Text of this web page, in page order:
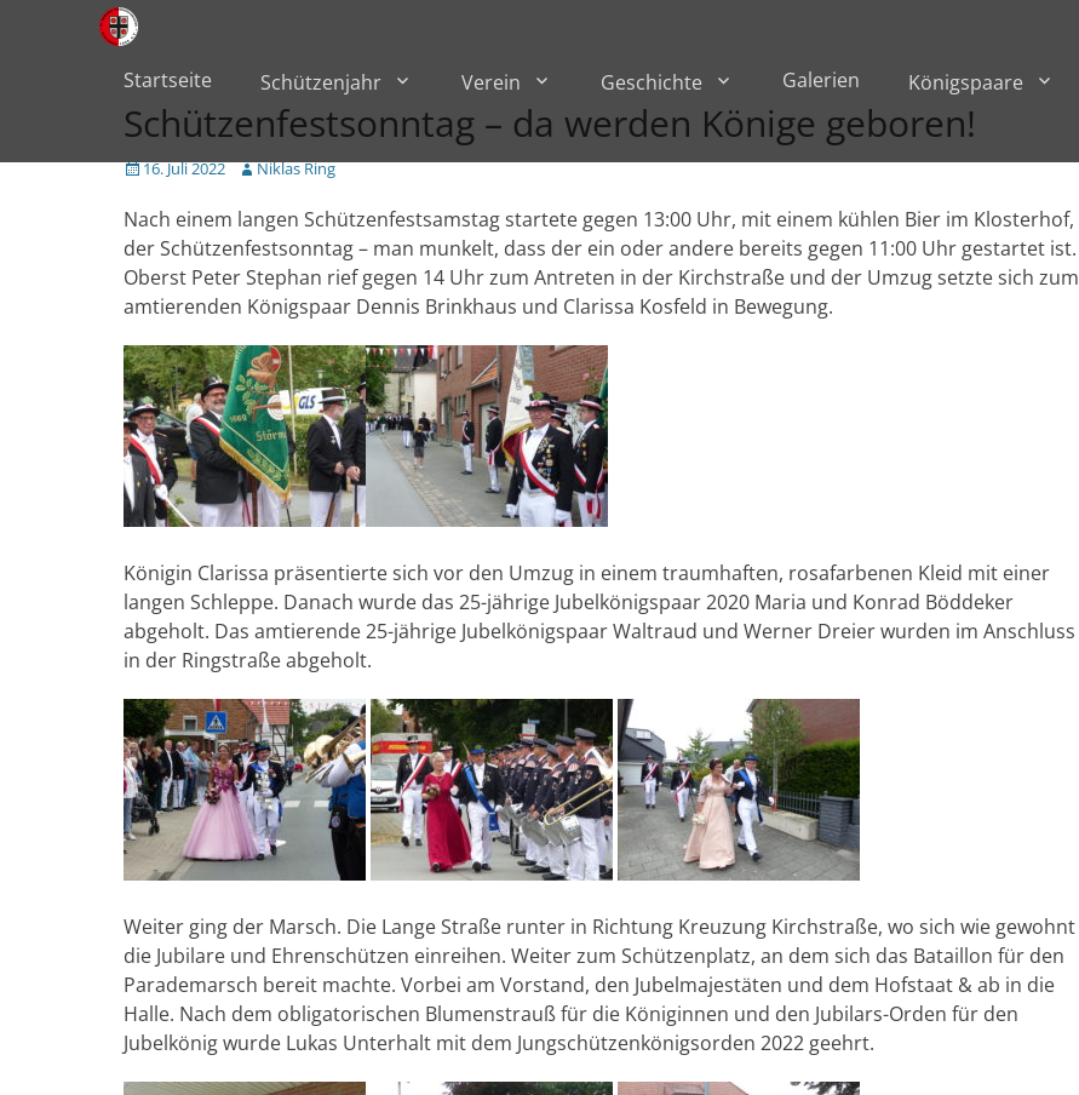
zum
Inhalt
überspringen
Primärmenü
Startseite Schützenjahr Verein Geschichte Galerien Königspaare
Schützenfestsonntag – da werden Könige geboren!
Veröffentlicht
16. Juli 2022 Author
Niklas Ring
Nach einem langen Schützenfestsamstag startete gegen 13:00 Uhr, mit einem kühlen Bier im Klosterhof,
der Schützenfestsonntag – man munkelt, dass der ein oder andere bereits gegen 11:00 Uhr gestartet ist.
Oberst Peter Stephan rief gegen 14 Uhr zum Antreten in der Kirchstraße und der Umzug setzte sich zum
amtierenden Königspaar Dennis Brinkhaus und Clarissa Kosfeld in Bewegung.
Königin Clarissa präsentierte sich vor den Umzug in einem traumhaften, rosafarbenen Kleid mit einer
langen Schleppe. Danach wurde das 25-jährige Jubelkönigspaar 2020 Maria und Konrad Böddeker
abgeholt. Das amtierende 25-jährige Jubelkönigspaar Waltraud und Werner Dreier wurden im Anschluss
in der Ringstraße abgeholt.
Weiter ging der Marsch. Die Lange Straße runter in Richtung Kreuzung Kirchstraße, wo sich wie gewohnt
die Jubilare und Ehrenschützen einreihen. Weiter zum Schützenplatz, an dem sich das Bataillon für den
Parademarsch bereit machte. Vorbei am Vorstand, den Jubelmajestäten und dem Hofstaat & ab in die
Halle. Nach dem obligatorischen Blumenstrauß für die Königinnen und den Jubilars-Orden für den
Jubelkönig wurde Lukas Unterhalt mit dem Jungschützenkönigsorden 2022 geehrt.